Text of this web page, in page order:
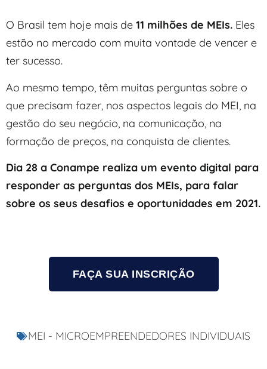
O Brasil tem hoje mais de 11 milhões de MEIs. Eles
estão no mercado com muita vontade de vencer e
ter sucesso.
Ao mesmo tempo, têm muitas perguntas sobre o
que precisam fazer, nos aspectos legais do MEI, na
gestão do seu negócio, na comunicação, na
formação de preços, na conquista de clientes.
Dia 28 a Conampe realiza um evento digital para
responder as perguntas dos MEIs, para falar
sobre os seus desafios e oportunidades em 2021.
FAÇA SUA INSCRIÇÃO
MEI - MICROEMPREENDEDORES INDIVIDUAIS